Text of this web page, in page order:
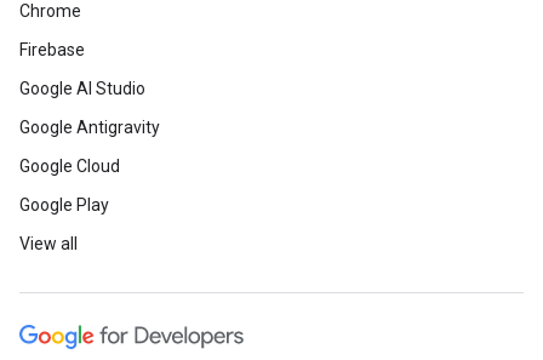
Chrome
Firebase
Google AI Studio
Google Antigravity
Google Cloud
Google Play
View all